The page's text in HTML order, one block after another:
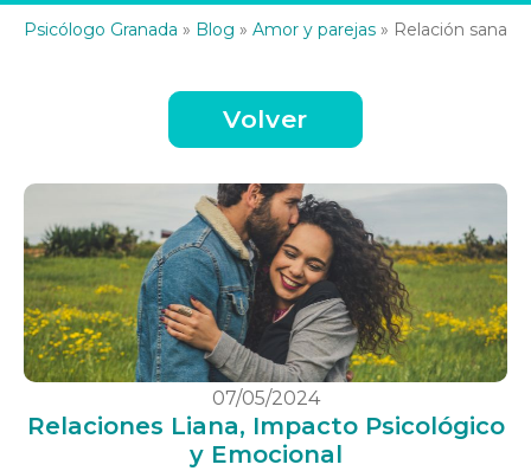
Psicólogo Granada » Blog » Amor y parejas » Relación sana
Volver
07/05/2024
Relaciones Liana, Impacto Psicológico
y Emocional